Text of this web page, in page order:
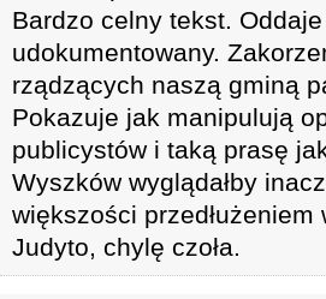
Bardzo celny tekst.
udokumentowany.
rządzących naszą gminą
Pokazuje jak manipulują
publicystów i taką prasę
Wyszków wyglądałby
większości
Judyto, chylę czoła.